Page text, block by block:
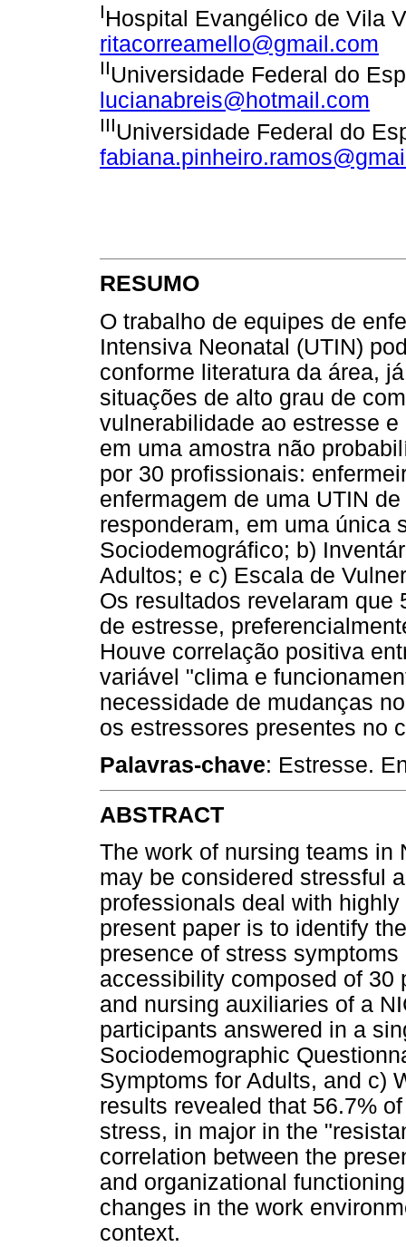
IHospital Evangélico de Vila
ritacorreamello@gmail.com
IIUniversidade Federal do
lucianabreis@hotmail.com
IIIUniversidade Federal do
RESUMO
O trabalho de equipes de
Intensiva Neonatal (UTIN)
conforme literatura da área,
situações de alto grau de
vulnerabilidade ao estresse
em uma amostra não
por 30 profissionais:
enfermagem de uma UTIN
responderam, em uma única
Sociodemográfico; b)
Adultos; e c) Escala de
Os resultados revelaram que
de estresse,
Houve correlação positiva
variável "clima e
necessidade de mudanças
os estressores presentes no
Palavras-chave: Estresse.
ABSTRACT
The work of nursing teams in
may be considered stressful
professionals deal with
present paper is to identify
presence of stress
accessibility composed of 30
and nursing auxiliaries of a
participants answered in a
Sociodemographic
Symptoms for Adults, and c)
results revealed that 56.7%
stress, in major in the
correlation between the
and organizational
changes in the work
context.